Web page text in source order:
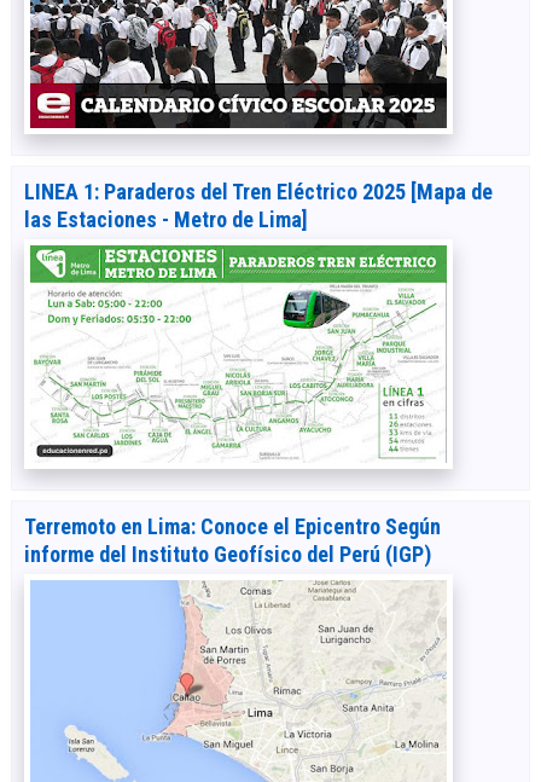
LINEA 1: Paraderos del Tren Eléctrico 2025 [Mapa de
las Estaciones - Metro de Lima]
Terremoto en Lima: Conoce el Epicentro Según
informe del Instituto Geofísico del Perú (IGP)